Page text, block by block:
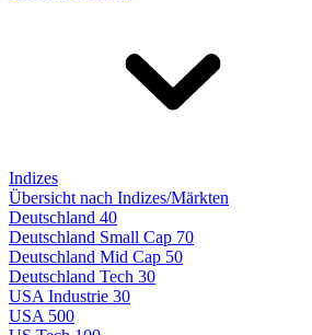
Indizes
Übersicht nach Indizes/Märkten
Deutschland 40
Deutschland Small Cap 70
Deutschland Mid Cap 50
Deutschland Tech 30
USA Industrie 30
USA 500